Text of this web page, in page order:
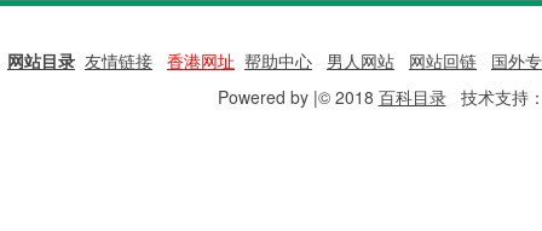
网站目录 友情链接 香港网址 帮助中心 男人网站 网站回链
国外
Powered by |© 2018 百科目录技术支持